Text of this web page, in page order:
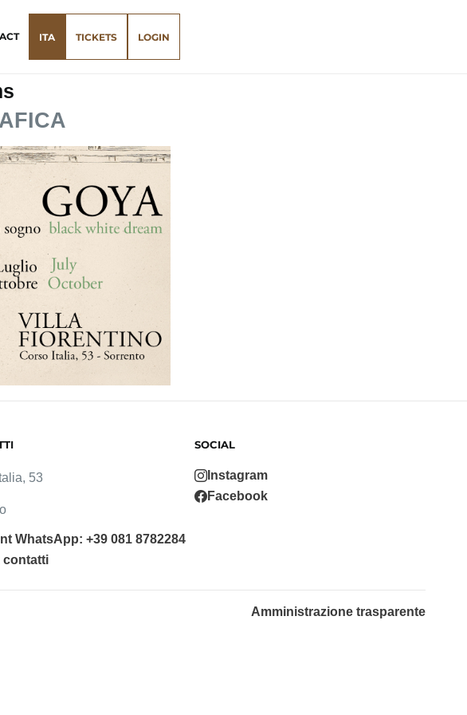
ITA TICKETS LOGIN
53
WhatsApp: +39 081 8782284
contatti
SOCIAL
Instagram
Facebook
Amministrazione trasparente